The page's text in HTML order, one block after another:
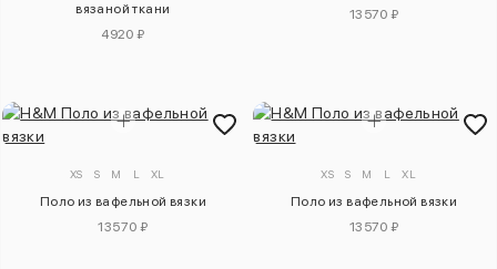
вязаной ткани
4920 ₽
13570 ₽
XS S M L XL
Поло из вафельной вязки
13570 ₽
XS S M L XL
Поло из вафельной вязки
13570 ₽